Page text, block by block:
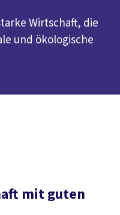
Wirtschaft, die
und ökologische
mit guten